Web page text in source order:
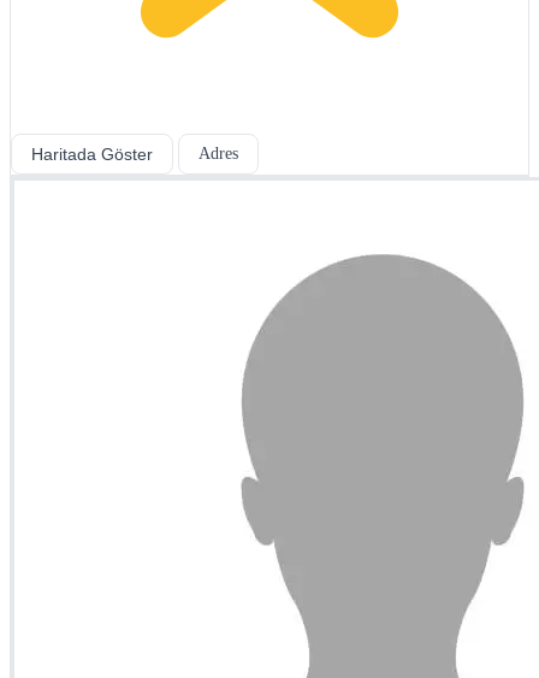
Haritada Göster Adres